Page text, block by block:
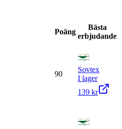
Poäng
Bästa
erbjudande
90
Sovtex
I lager
139 kr